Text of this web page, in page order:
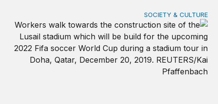
الحماية الاجتماعية ضرورة للعمّال الوافدين في الخليج وليس
SOCIETY & CULTURE